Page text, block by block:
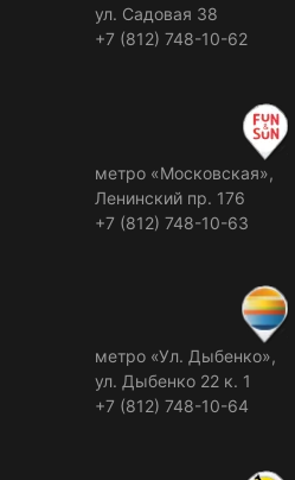
ул. Садовая 38
+7 (812) 748-10-62
метро «Московская»,
Ленинский пр. 176
+7 (812) 748-10-63
метро «Ул. Дыбенко»,
ул. Дыбенко 22 к. 1
+7 (812) 748-10-64